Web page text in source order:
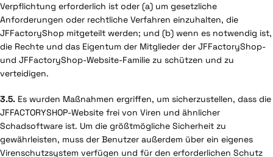
Verpflichtung erforderlich ist oder (a) um gesetzliche
Anforderungen oder rechtliche Verfahren einzuhalten, die
JFFactoryShop mitgeteilt werden; und (b) wenn es notwendig ist,
die Rechte und das Eigentum der Mitglieder der JFFactoryShop-
und JFFactoryShop-Website-Familie zu schützen und zu
verteidigen.
3.5. Es wurden Maßnahmen ergriffen, um sicherzustellen, dass die
JFFACTORYSHOP-Website frei von Viren und ähnlicher
Schadsoftware ist. Um die größtmögliche Sicherheit zu
gewährleisten, muss der Benutzer außerdem über ein eigenes
Virenschutzsystem verfügen und für den erforderlichen Schutz